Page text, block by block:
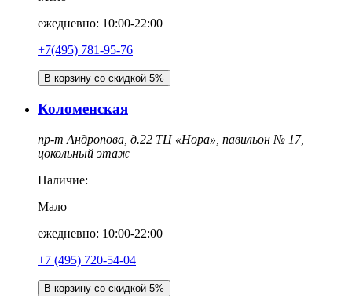
ежедневно: 10:00-22:00
+7(495) 781-95-76
В корзину со скидкой 5%
Коломенская
пр-т Андропова, д.22 ТЦ «Нора», павильон № 17,
цокольный этаж
Наличие:
Мало
ежедневно: 10:00-22:00
‎+7 (495) 720-54-04
В корзину со скидкой 5%